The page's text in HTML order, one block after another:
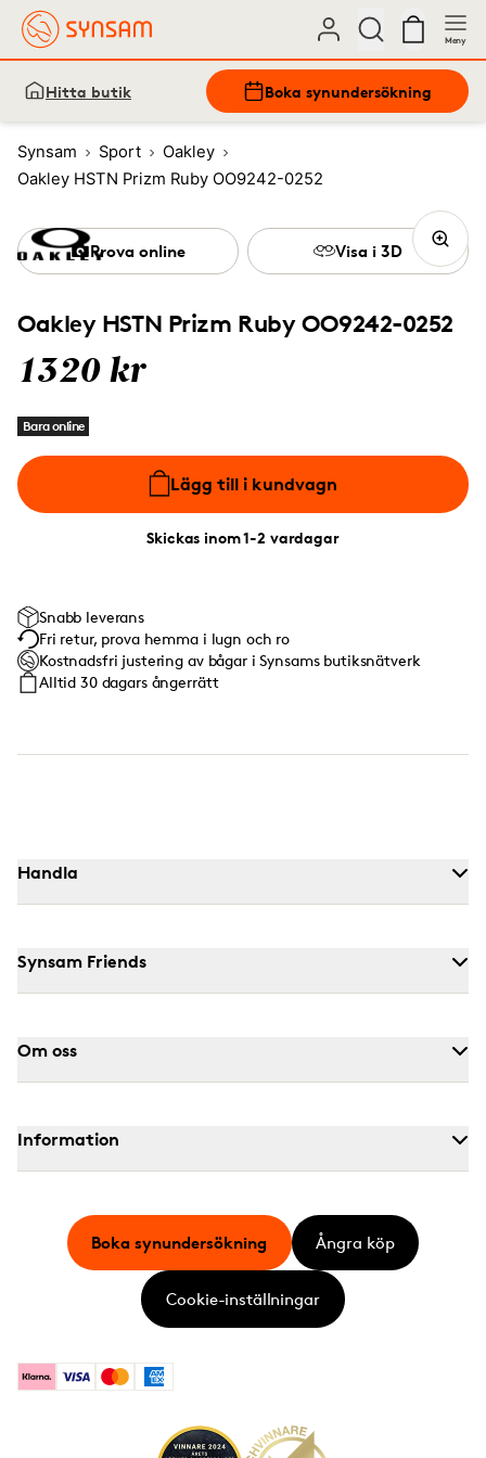
Meny
Hitta butik Boka synundersökning
Synsam Sport
Oakley
Oakley HSTN Prizm Ruby OO9242-0252
Oakley HSTN Prizm Ruby OO9242-0252
1320 kr
Bara online
Lägg till i kundvagn
Skickas inom 1-2 vardagar
Prova online Visa i 3D
Snabb leverans
Fri retur, prova hemma i lugn och ro
Kostnadsfri justering av bågar i Synsams butiksnätverk
Alltid 30 dagars ångerrätt
Handla
Synsam Friends
Om oss
Information
KlarnaVisa MastercardAmerican Express
Boka synundersökning Ångra köp
Cookie-inställningar